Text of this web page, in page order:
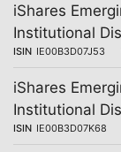
iShares
Institutional
ISIN IE00B3D07J53
iShares
Institutional
ISIN IE00B3D07K68